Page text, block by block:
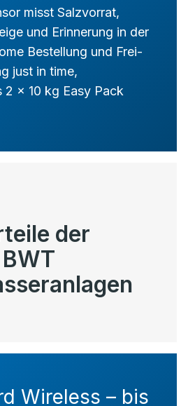
misst Salzvorrat,
und Erinnerung in der
Bestellung und Frei-
just in time,
2 x 10 kg Easy Pack
der
BWT
Wireless – bis